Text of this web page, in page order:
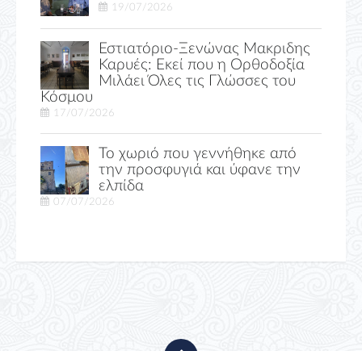
19/07/2026
Εστιατόριο-Ξενώνας Μακριδης
Καρυές: Εκεί που η Ορθοδοξία
Μιλάει Όλες τις Γλώσσες του
Κόσμου
17/07/2026
Το χωριό που γεννήθηκε από
την προσφυγιά και ύφανε την
ελπίδα
07/07/2026